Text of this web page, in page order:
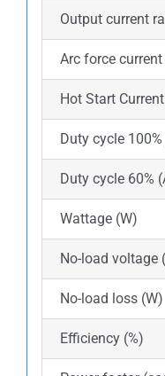
Output current
Arc force
Hot Start
Duty cycle 100%
Duty cycle 60%
Wattage (W)
No-load voltage
No-load loss (W)
Efficiency (%)